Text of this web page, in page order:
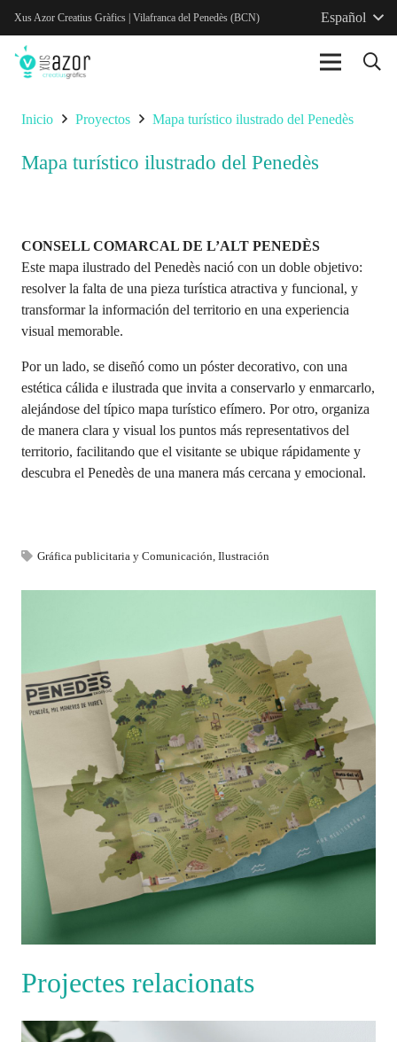
Xus Azor Creatius Gràfics | Vilafranca del Penedès (BCN) Español
Inicio Proyectos Mapa turístico ilustrado del Penedès
Mapa turístico ilustrado del Penedès
CONSELL COMARCAL DE L’ALT PENEDÈS
Este mapa ilustrado del Penedès nació con un doble objetivo:
resolver la falta de una pieza turística atractiva y funcional, y
transformar la información del territorio en una experiencia
visual memorable.
Por un lado, se diseñó como un póster decorativo, con una
estética cálida e ilustrada que invita a conservarlo y enmarcarlo,
alejándose del típico mapa turístico efímero. Por otro, organiza
de manera clara y visual los puntos más representativos del
territorio, facilitando que el visitante se ubique rápidamente y
descubra el Penedès de una manera más cercana y emocional.
Gráfica publicitaria y Comunicación,Ilustración
Projectes relacionats